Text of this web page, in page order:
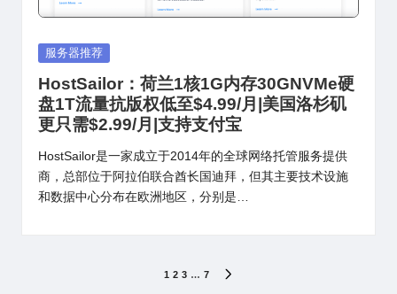
Posted
服务器推荐
HostSailor：荷兰1核1G内存30GNVMe硬
盘1T流量抗版权低至$4.99/月|美国洛杉矶
更只需$2.99/月|支持支付宝
HostSailor是一家成立于2014年的全球网络托管服务提供
商，总部位于阿拉伯联合酋长国迪拜，但其主要技术设施
和数据中心分布在欧洲地区，分别是…
1 2 3 … 7